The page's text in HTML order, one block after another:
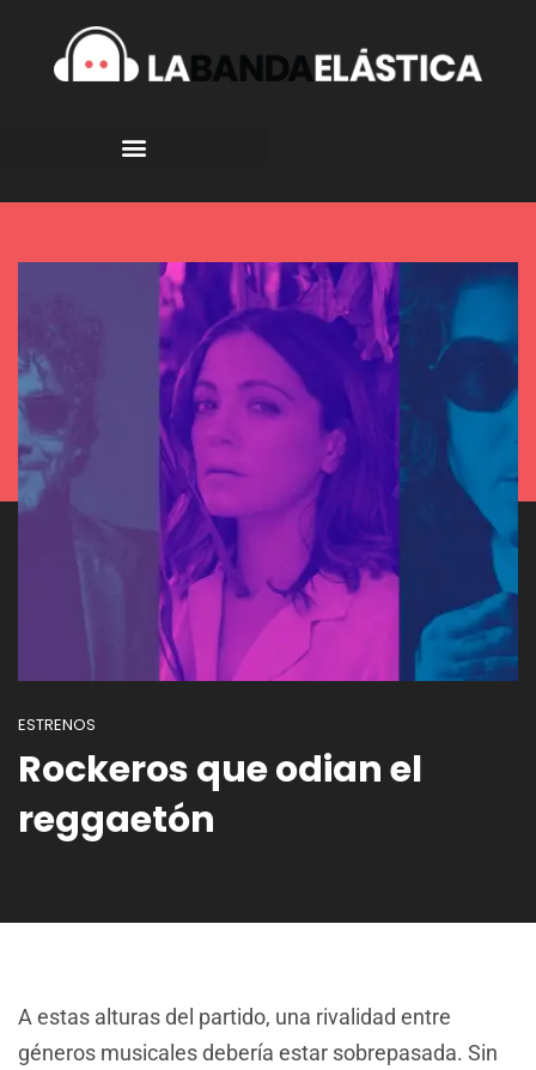
ESTRENOS
Rockeros que odian el
reggaetón
A estas alturas del partido, una rivalidad entre
géneros musicales debería estar sobrepasada. Sin